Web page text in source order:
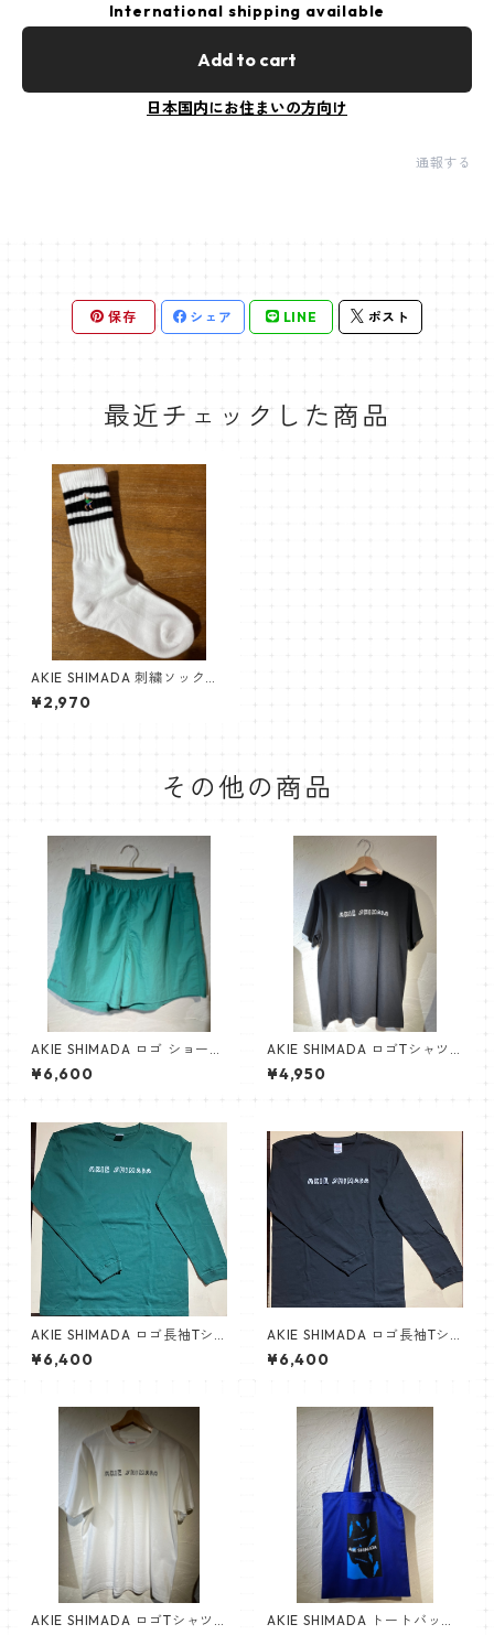
International shipping available
Add to cart
日本国内にお住まいの方向け
通報する
保存 シェア LINE ポスト
最近チェックした商品
AKIE SHIMADA 刺繍ソックス
（白×黒）
¥2,970
その他の商品
AKIE SHIMADA ロゴ ショート
パンツ（緑）
¥6,600
AKIE SHIMADA ロゴTシャツ
（黒）
¥4,950
AKIE SHIMADA ロゴ長袖Tシ
ャツ（アイビーグリーン）NE
W!!
¥6,400
AKIE SHIMADA ロゴ長袖Tシ
ャツ（黒）NEW!!
¥6,400
AKIE SHIMADA ロゴTシャツ
AKIE SHIMADA トートバッグ